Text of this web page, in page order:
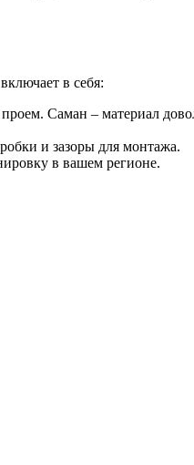
в себя:
Саман – материал
и зазоры для монтажа.
в вашем регионе.